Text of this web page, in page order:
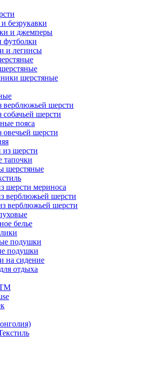
безрукавки
и джемперы
и легинсы
шерстяные
верблюжьей шерсти
собачьей шерсти
пояса
овечьей шерсти
из шерсти
тапочки
шерстяные
шерсти мериноса
верблюжьей шерсти
верблюжьей шерсти
белье
подушки
подушки
на сидение
отдыха
ТМ